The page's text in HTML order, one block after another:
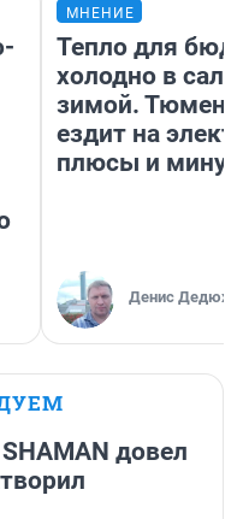
МНЕНИЕ
Тепло для
холодно в
зимой.
ездит на
плюсы и
Денис
довел